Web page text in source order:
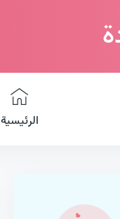
الرئيسية